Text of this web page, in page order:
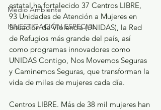
Medio Ambiente
INVESTIGACIÓN ESPECIAL
estatal ha fortalecido 37 Centros LIBRE,
93 Unidades de Atención a Mujeres en
Situación de Violencia (UNIDAS), la Red
de Refugios más grande del país, así
como programas innovadores como
UNIDAS Contigo, Nos Movemos Seguras
y Caminemos Seguras, que transforman la
vida de miles de mujeres cada día.
Centros LIBRE. Más de 38 mil mujeres han